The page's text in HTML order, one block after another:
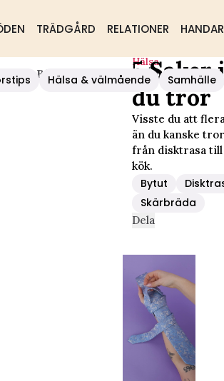
TRÄDGÅRD RELATIONER
Hälsa & välmående Samhälle
Du Bör Byta Ut Oftare Än Du Tror
Hälsa
5
du tror
Visste du att
än du kanske
från disktrasa till
kök.
Bytut
Skärbräda
Dela